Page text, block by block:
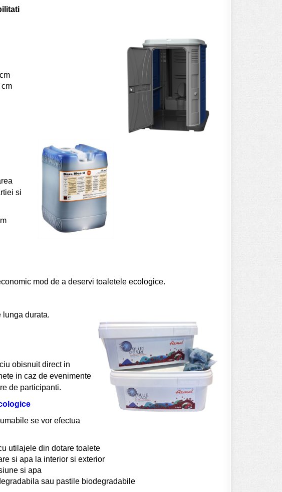
si
mod de a deservi toaletele ecologice.
lunga durata.
obisnuit direct in
in caz de evenimente
de participanti.
se vor efectua
utilajele din dotare toalete
si apa la interior si exterior
si apa
sau pastile biodegradabile